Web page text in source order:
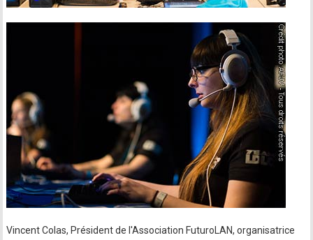
Vincent Colas, Président de l'Association FuturoLAN, organisatrice